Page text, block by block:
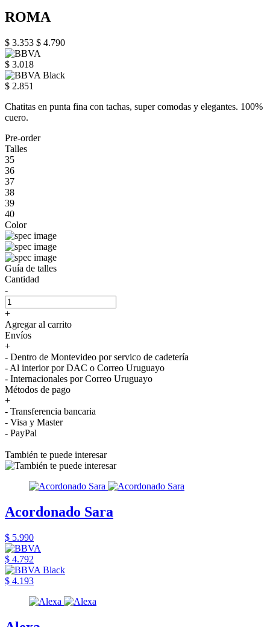
ROMA
$ 3.353 $ 4.790
$ 3.018
$ 2.851
Chatitas en punta fina con tachas, super comodas y elegantes. 100%
cuero.
Pre-order
Talles
35
36
37
38
39
40
Color
Guía de talles
Cantidad
-
+
Agregar al carrito
Envíos
+
- Dentro de Montevideo por servico de cadetería
- Al interior por DAC o Correo Uruguayo
- Internacionales por Correo Uruguayo
Métodos de pago
+
- Transferencia bancaria
- Visa y Master
- PayPal
También te puede interesar
Acordonado Sara
$ 5.990
$ 4.792
$ 4.193